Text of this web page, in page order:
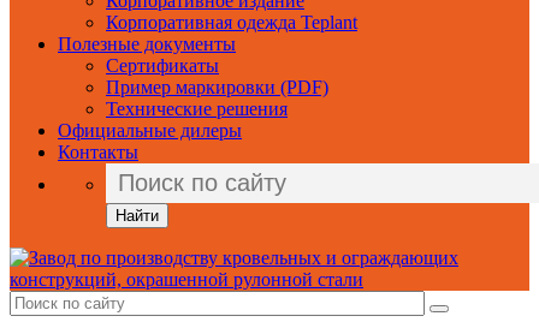
Корпоративная одежда Teplant
Полезные документы
Сертификаты
Пример маркировки (PDF)
Технические решения
Официальные дилеры
Контакты
Найти